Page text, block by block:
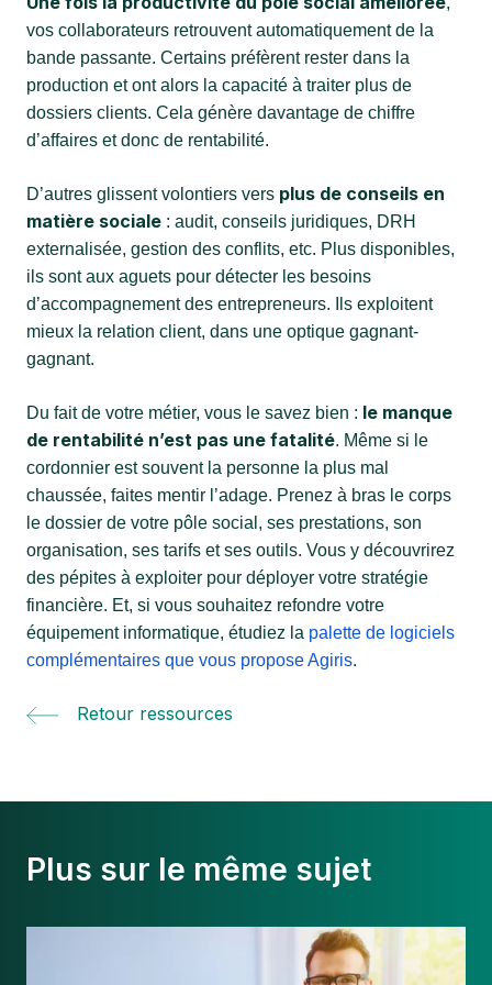
vos collaborateurs retrouvent automatiquement de la
bande passante. Certains préfèrent rester dans la
production et ont alors la capacité à traiter plus de
dossiers clients. Cela génère davantage de chiffre
d’affaires et donc de rentabilité.
D’autres glissent volontiers vers plus de conseils en
matière sociale : audit, conseils juridiques, DRH
externalisée, gestion des conflits, etc. Plus disponibles,
ils sont aux aguets pour détecter les besoins
d’accompagnement des entrepreneurs. Ils exploitent
mieux la relation client, dans une optique gagnant-
gagnant.
Du fait de votre métier, vous le savez bien : le manque
de rentabilité n’est pas une fatalité. Même si le
cordonnier est souvent la personne la plus mal
chaussée, faites mentir l’adage. Prenez à bras le corps
le dossier de votre pôle social, ses prestations, son
organisation, ses tarifs et ses outils. Vous y découvrirez
des pépites à exploiter pour déployer votre stratégie
financière. Et, si vous souhaitez refondre votre
équipement informatique, étudiez la palette de logiciels
complémentaires que vous propose Agiris.
Retour ressources
Plus sur le même sujet